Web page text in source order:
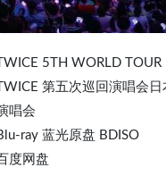
TWICE 5TH WORLD TOUR
第五次巡回演唱会日
唱会
ray 蓝光原盘 BDISO
度网盘